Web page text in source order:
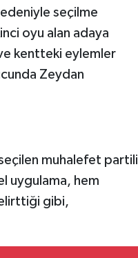
seçilme
oyu alan adaya
kentteki eylemler
Zeydan
muhalefet partili
uygulama, hem
gibi,